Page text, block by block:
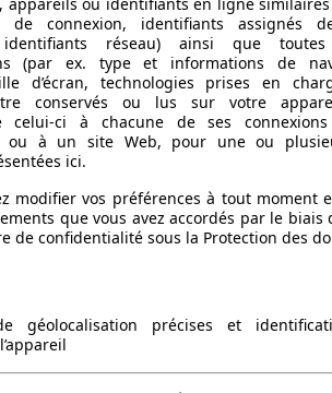
h) 161 km/h
5
127 nm
1368 ccm
Essence
4
Boîte manuelle
1832 mm
2755 mm
750 kg
de connexion, identifiants assignés
identifiants réseau) ainsi que
(par ex. type et informations de
d’écran, technologies prises en
conservés ou lus sur votre
celui-ci à chacune de ses
ou à un site Web, pour une ou
ici.
modifier vos préférences à tout moment
que vous avez accordés par le biais
de confidentialité sous la Protection des
géolocalisation précises et